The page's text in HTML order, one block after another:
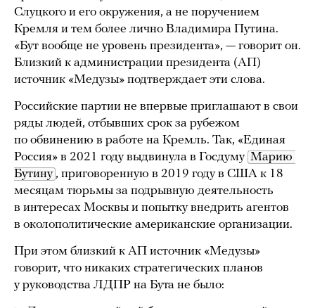
Слуцкого и его окружения, а не поручением
Кремля и тем более лично Владимира Путина.
«Бут вообще не уровень президента», — говорит он.
Близкий к администрации президента (АП)
источник «Медузы» подтверждает эти слова.
Российские партии не впервые приглашают в свои
ряды людей, отбывших срок за рубежом
по обвинению в работе на Кремль. Так, «Единая
Россия» в 2021 году выдвинула в Госдуму Марию
Бутину , приговоренную в 2019 году в США к 18
месяцам тюрьмы за подрывную деятельность
в интересах Москвы и попытку внедрить агентов
в околополитические американские организации.
При этом близкий к АП источник «Медузы»
говорит, что никаких стратегических планов
у руководства ЛДПР на Бута не было: